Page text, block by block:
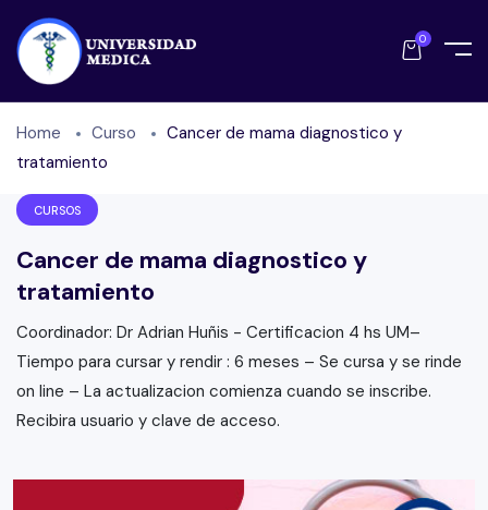
0
Home Curso
Cancer de mama diagnostico y
tratamiento
CURSOS
Cancer de mama diagnostico y
tratamiento
Coordinador: Dr Adrian Huñis - Certificacion 4 hs UM–
Tiempo para cursar y rendir : 6 meses – Se cursa y se rinde
on line – La actualizacion comienza cuando se inscribe.
Recibira usuario y clave de acceso.